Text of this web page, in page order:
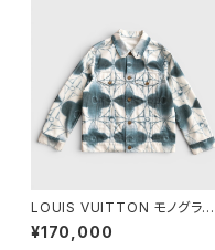
LOUIS VUITTON モノグラム
シボリ プリンテッド デニム ジャ
ケット 44
¥170,000